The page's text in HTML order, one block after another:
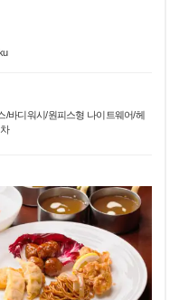
/바디워시/원피스형 나이트웨어/헤